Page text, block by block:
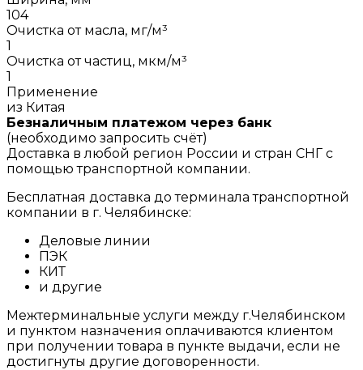
104
Очистка от масла, мг/м³
1
Очистка от частиц, мкм/м³
1
Применение
из Китая
Безналичным платежом через банк
(необходимо запросить счёт)
Доставка в любой регион России и стран СНГ с
помощью транспортной компании.
Бесплатная доставка до терминала транспортной
компании в г. Челябинске:
Деловые линии
ПЭК
КИТ
и другие
Межтерминальные услуги между г.Челябинском
и пунктом назначения оплачиваются клиентом
при получении товара в пункте выдачи, если не
достигнуты другие договоренности.